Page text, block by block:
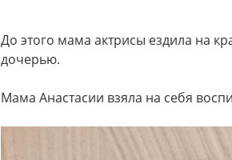
До этого мама актрисы ездила на
дочерью.
Мама Анастасии взяла на себя